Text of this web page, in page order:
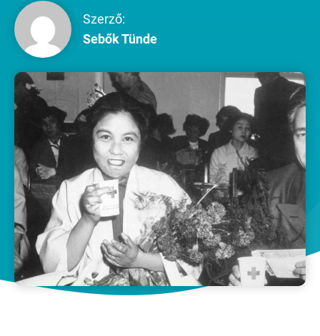
Szerző:
Sebők Tünde